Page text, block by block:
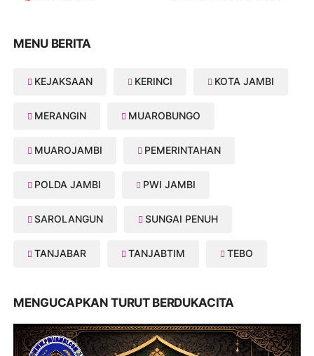
MENU BERITA
KEJAKSAAN KERINCI KOTA JAMBI
MERANGIN MUAROBUNGO
MUAROJAMBI PEMERINTAHAN
POLDA JAMBI PWI JAMBI
SAROLANGUN SUNGAI PENUH
TANJABAR TANJABTIM TEBO
MENGUCAPKAN TURUT BERDUKACITA